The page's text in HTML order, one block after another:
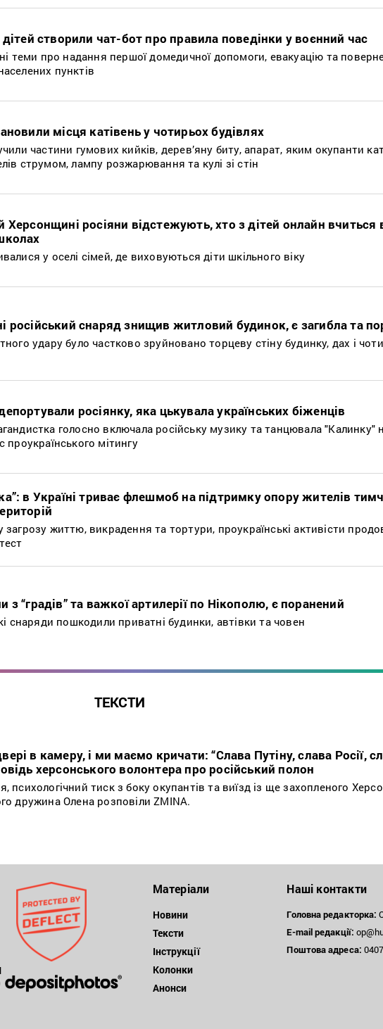
дітей створили чат-бот про правила поведінки у воєнний час
теми про надання першої домедичної допомоги, евакуацію та
пунктів
місця катівень у чотирьох будівлях
частини гумових кийків, дерев’яну биту, апарат, яким окупанти
струмом, лампу розжарювання та кулі зі стін
Херсонщині росіяни відстежують, хто з дітей онлайн вчиться
у оселі сімей, де виховуються діти шкільного віку
російський снаряд знищив житловий будинок, є загибла та
удару було частково зруйновано торцеву стіну будинку, дах і
росіянку, яка цькувала українських біженців
голосно включала російську музику та танцювала "Калинку"
проукраїнського мітингу
в Україні триває флешмоб на підтримку опору жителів
загрозу життю, викрадення та тортури, проукраїнські активісти
з “градів” та важкої артилерії по Нікополю, є поранений
снаряди пошкодили приватні будинки, автівки та човен
ТЕКСТИ
в камеру, і ми маємо кричати: “Слава Путіну, слава Росії,
херсонського волонтера про російський полон
психологічний тиск з боку окупантів та виїзд із ще захопленого
дружина Олена розповіли ZMINA.
Матеріали
Новини
Тексти
Інструкції
Колонки
Анонси
Наші контакти
Головна редакторка:
E-mail редакції:
Поштоваадреса: